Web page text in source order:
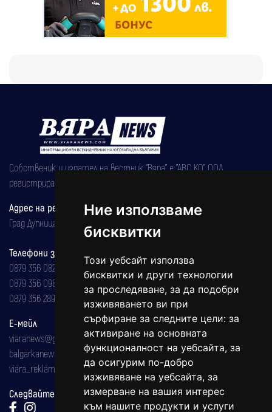
Ние използваме
бисквитки
Този уебсайт използва
бисквитки и други технологии
за проследяване, за да подобри
изживяването ви при
сърфиране за следните цели: за
активиране на основната
функционалност на уебсайта, за
да осигурим по-добро
изживяване на уебсайта, за
измерване на вашия интерес
към нашите продукти и услуги
Собственик и издател на вестник "Вяра" е "АВС КО" ООД,
регистрирана на 08.05.2002 година.
Адрес на редакцията
Град Дупница, ул.''Христо Ботев" 43
Телефони за реклама и абонаменти
0879 356 082
0879 356 098
0879 356 289
Е-мейл
viaranews@gmail.com
balgarkanews@gmail.com
viara_reklama@mail.bg
Следвайте ни: